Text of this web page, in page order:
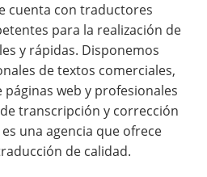
cuenta con traductores
para la realización de
y rápidas. Disponemos
de textos comerciales,
páginas web y profesionales
transcripción y corrección
una agencia que ofrece
de calidad.